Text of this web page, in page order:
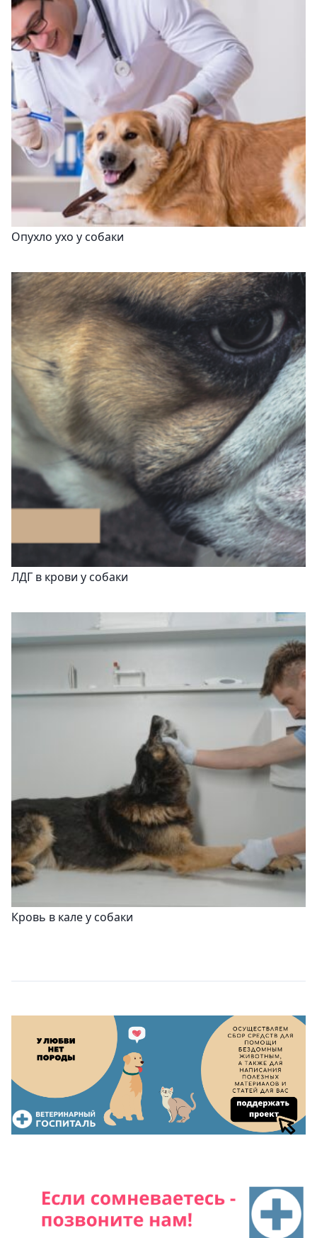
Опухло ухо у собаки
ЛДГ в крови у собаки
Кровь в кале у собаки